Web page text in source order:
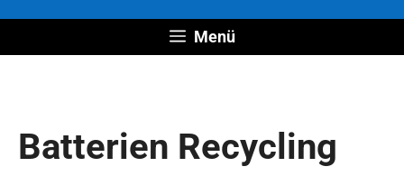
Menü
Batterien Recycling